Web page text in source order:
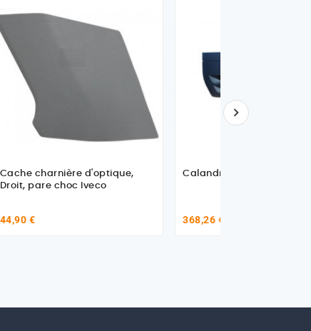
Cache charnière d'optique,
Droit, pare choc Iveco
44,90 €
Calandre avant
368,26 €
